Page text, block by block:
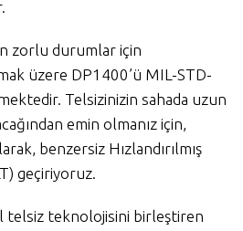
zorlu durumlar için
üzere DP1400’ü MIL-STD-
Telsizinizin sahada uzun
emin olmanız için,
benzersiz Hızlandırılmış
geçiriyoruz.
telsiz teknolojisini birleştiren